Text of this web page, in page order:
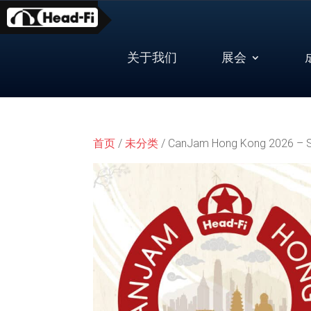
Skip
content
关于我们 展会
首页 /未分类 / CanJam Hong Kong 2026 –